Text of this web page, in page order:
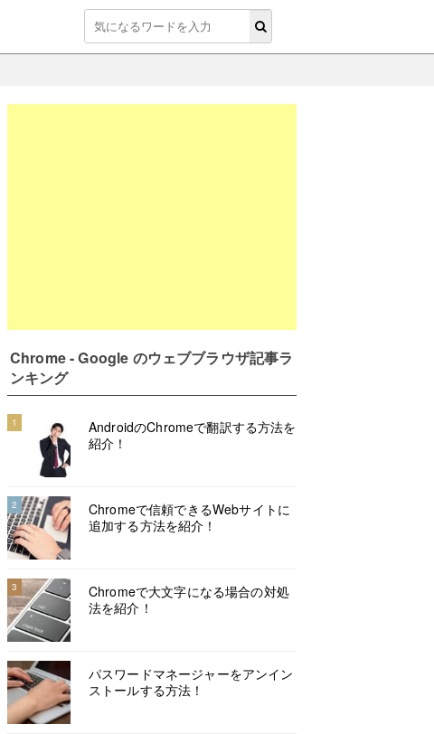
Chrome - Google のウェブブラウザ記事ラ
ンキング
1
AndroidのChromeで翻訳する方法を
紹介！
2
Chromeで信頼できるWebサイトに
追加する方法を紹介！
3
Chromeで大文字になる場合の対処
法を紹介！
パスワードマネージャーをアンイン
ストールする方法！